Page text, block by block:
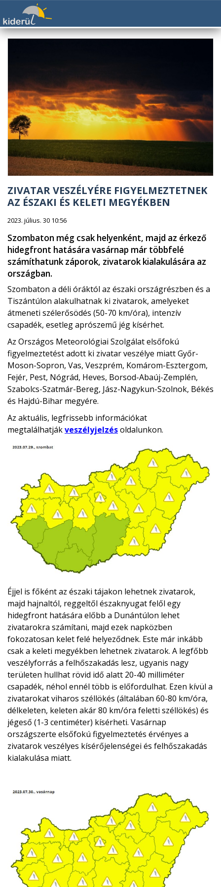
ZIVATAR VESZÉLYÉRE FIGYELMEZTETNEK
AZ ÉSZAKI ÉS KELETI MEGYÉKBEN
2023. július. 30 10:56
Szombaton még csak helyenként, majd az érkező
hidegfront hatására vasárnap már többfelé
számíthatunk záporok, zivatarok kialakulására az
országban.
Szombaton a déli óráktól az északi országrészben és a
Tiszántúlon alakulhatnak ki zivatarok, amelyeket
átmeneti szélerősödés (50-70 km/óra), intenzív
csapadék, esetleg aprószemű jég kísérhet.
Az Országos Meteorológiai Szolgálat elsőfokú
figyelmeztetést adott ki zivatar veszélye miatt Győr-
Moson-Sopron, Vas, Veszprém, Komárom-Esztergom,
Fejér, Pest, Nógrád, Heves, Borsod-Abaúj-Zemplén,
Szabolcs-Szatmár-Bereg, Jász-Nagykun-Szolnok, Békés
és Hajdú-Bihar megyére.
Az aktuális, legfrissebb információkat
megtalálhatjákveszélyjelzésoldalunkon.
Éjjel is főként az északi tájakon lehetnek zivatarok,
majd hajnaltól, reggeltől északnyugat felől egy
hidegfront hatására előbb a Dunántúlon lehet
zivatarokra számítani, majd ezek napközben
fokozatosan kelet felé helyeződnek. Este már inkább
csak a keleti megyékben lehetnek zivatarok. A legfőbb
veszélyforrás a felhőszakadás lesz, ugyanis nagy
területen hullhat rövid idő alatt 20-40 milliméter
csapadék, néhol ennél több is előfordulhat. Ezen kívül a
zivatarokat viharos széllökés (általában 60-80 km/óra,
délkeleten, keleten akár 80 km/óra feletti széllökés) és
jégeső (1-3 centiméter) kísérheti. Vasárnap
országszerte elsőfokú figyelmeztetés érvényes a
zivatarok veszélyes kísérőjelenségei és felhőszakadás
kialakulása miatt.